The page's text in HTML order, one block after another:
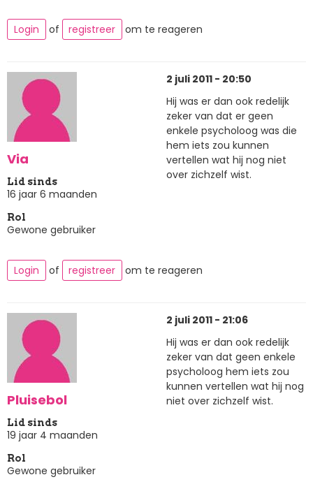
Login of registreer om te reageren
Via
Lid sinds
16 jaar 6 maanden
Rol
Gewone gebruiker
2 juli 2011 - 20:50
Hij was er dan ook redelijk
zeker van dat er geen
enkele psycholoog was die
hem iets zou kunnen
vertellen wat hij nog niet
over zichzelf wist.
Login of registreer om te reageren
Pluisebol
Lid sinds
19 jaar 4 maanden
Rol
Gewone gebruiker
2 juli 2011 - 21:06
Hij was er dan ook redelijk
zeker van dat geen enkele
psycholoog hem iets zou
kunnen vertellen wat hij nog
niet over zichzelf wist.